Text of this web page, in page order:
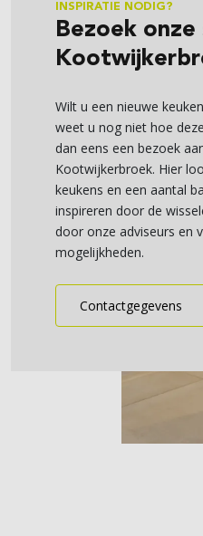
INSPIRATIE NODIG?
Bezoek
Wilt u een nieuwe
weet u nog niet hoe
dan eens een bezoek
Kootwijkerbroek. Hier
keukens en een aantal
inspireren door de
door onze adviseurs en
mogelijkheden.
Contactgegevens